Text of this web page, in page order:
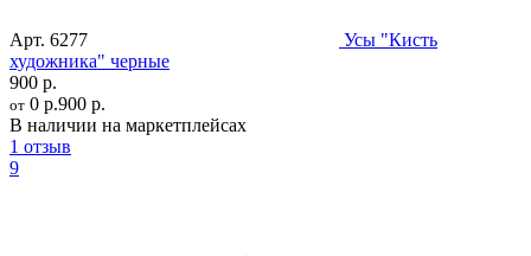
Арт. 6277
Усы "Кисть
художника" черные
900 р.
от 0 р.900 р.
В наличии на маркетплейсах
1 отзыв
9